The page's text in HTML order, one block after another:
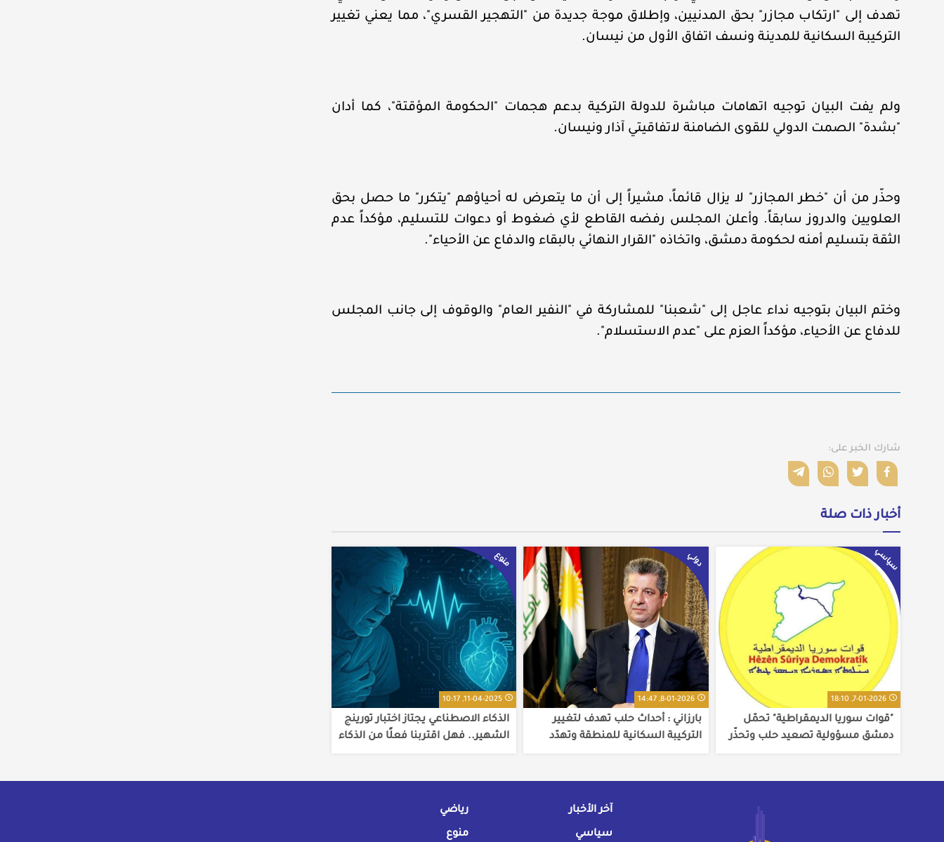
تهدف إلى "ارتكاب مجازر" بحق المدنيين، وإطلاق موجة جديدة من "التهجير القسري"، مما يعني تغيير
التركيبة السكانية للمدينة ونسف اتفاق الأول من نيسان.
ولم يفت البيان توجيه اتهامات مباشرة للدولة التركية بدعم هجمات "الحكومة المؤقتة"، كما أدان
"بشدة" الصمت الدولي للقوى الضامنة لاتفاقيتي آذار ونيسان.
وحذّر من أن "خطر المجازر" لا يزال قائماً، مشيراً إلى أن ما يتعرض له أحياؤهم "يتكرر" ما حصل بحق
العلويين والدروز سابقاً. وأعلن المجلس رفضه القاطع لأي ضغوط أو دعوات للتسليم، مؤكداً عدم
الثقة بتسليم أمنه لحكومة دمشق، واتخاذه "القرار النهائي بالبقاء والدفاع عن الأحياء".
وختم البيان بتوجيه نداء عاجل إلى "شعبنا" للمشاركة في "النفير العام" والوقوف إلى جانب المجلس
للدفاع عن الأحياء، مؤكداً العزم على "عدم الاستسلام".
شارك الخبر على:
أخبار ذات صلة
سياسي
7-01-2026, 18:10
"قوات سوريا الديمقراطية" تحمّل
دمشق مسؤولية تصعيد حلب وتحذّر
دولي
8-01-2026, 14:47
بارزاني : أحداث حلب تهدف لتغيير
التركيبة السكانية للمنطقة وتهدّد
منوع
11-04-2025, 10:17
الذكاء الاصطناعي يجتاز اختبار تورينج
الشهير.. فهل اقتربنا فعلًا من الذكاء
آخر الأخبار
سياسي
رياضي
منوع